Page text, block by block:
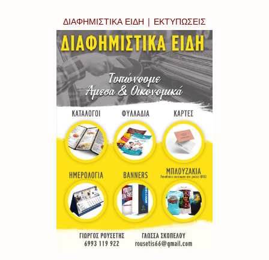
ΔΙΑΦΗΜΙΣΤΙΚΑ ΕΙΔΗ | ΕΚΤΥΠΩΣΕΙΣ